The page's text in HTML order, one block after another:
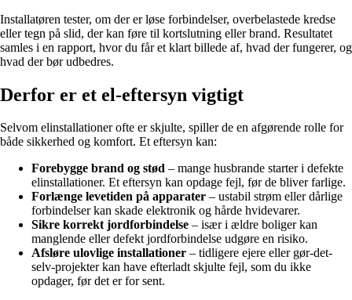
Installatøren tester, om der er løse forbindelser, overbelastede kredse
eller tegn på slid, der kan føre til kortslutning eller brand. Resultatet
samles i en rapport, hvor du får et klart billede af, hvad der fungerer, og
hvad der bør udbedres.
Derfor er et el-eftersyn vigtigt
Selvom elinstallationer ofte er skjulte, spiller de en afgørende rolle for
både sikkerhed og komfort. Et eftersyn kan:
Forebygge brand og stød – mange husbrande starter i defekte
elinstallationer. Et eftersyn kan opdage fejl, før de bliver farlige.
Forlænge levetiden på apparater – ustabil strøm eller dårlige
forbindelser kan skade elektronik og hårde hvidevarer.
Sikre korrekt jordforbindelse – især i ældre boliger kan
manglende eller defekt jordforbindelse udgøre en risiko.
Afsløre ulovlige installationer – tidligere ejere eller gør-det-
selv-projekter kan have efterladt skjulte fejl, som du ikke
opdager, før det er for sent.